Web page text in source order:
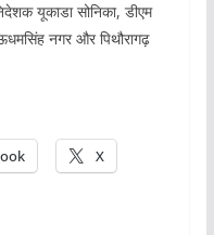
यूकाडा सोनिका, डीएम
नगर और पिथौरागढ़
X